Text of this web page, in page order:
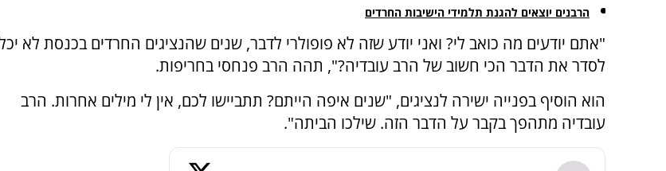
הרבנים יוצאים להגנת תלמידי הישיבות החרדים
"אתם יודעים מה כואב לי? ואני יודע שזה לא פופולרי לדבר, שנים שהנציגים החרדים בכנסת לא
לסדר את הדבר הכי חשוב של הרב עובדיה?", תהה הרב פנחסי בחריפות.
הוא הוסיף בפנייה ישירה לנציגים, "שנים איפה הייתם? תתביישו לכם, אין לי מילים אחרות. הרב
עובדיה מתהפך בקבר על הדבר הזה. שילכו הביתה".